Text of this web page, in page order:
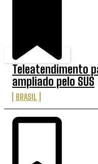
Teleatendimento
ampliado pelo SUS
BRASIL